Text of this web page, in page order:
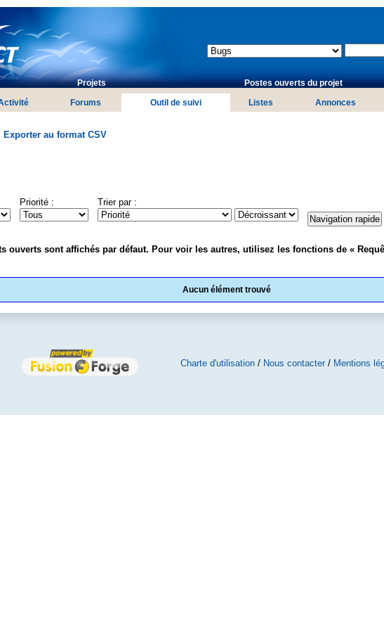
Projets Postes ouverts du projet
Forums Outil de suivi Listes Annonces
Exporter au format CSV
Priorité : Trier par :
ouverts sont affichés par défaut. Pour voir les autres, utilisez les fonctions de «
Aucun élément trouvé
Charte d'utilisation/ Nous contacter/ Mentions